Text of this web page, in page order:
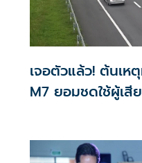
เจอตัวแล้ว! ต้นเห
M7 ยอมชดใช้ผู้เสี